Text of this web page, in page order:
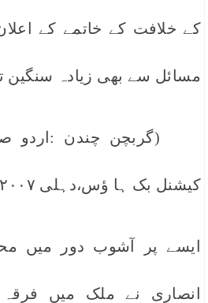
کے خلافت کے خاتمے کے
مسائل سے بھی زیادہ سنگین
(گربچن چندن :اردو
کیشنل بک ہا ؤس،دہلی ۲۰۰۷ص:۱۹۶)
ایسے پر آشوب دور میں
انصاری نے ملک میں فرقہ